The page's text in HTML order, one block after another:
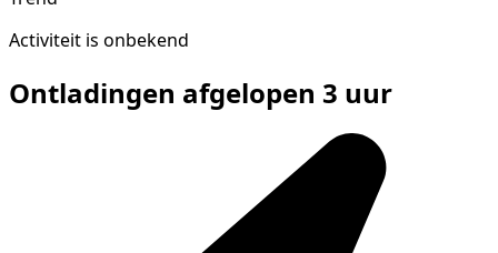
Activiteit is onbekend
Ontladingen afgelopen 3 uur